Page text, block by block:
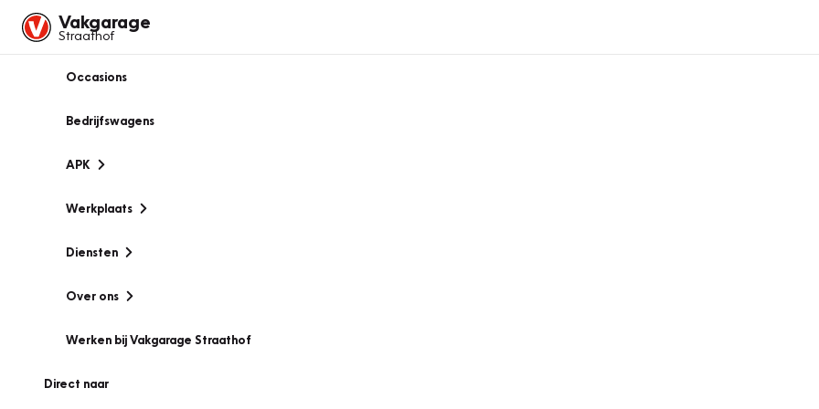
Vakgarage
Straathof
Occasions
Bedrijfswagens
APK
Werkplaats
Diensten
Over ons
Werken bij Vakgarage Straathof
Direct naar